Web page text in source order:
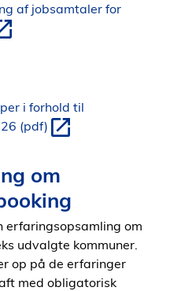
af jobsamtaler for
i forhold til
(pdf)
om
erfaringsopsamling om
udvalgte kommuner.
op på de erfaringer
med obligatorisk